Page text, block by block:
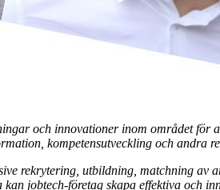
och innovationer inom området för
kompetensutveckling och andra
rekrytering, utbildning, matchning
jobtech-företag skapa effektiva och